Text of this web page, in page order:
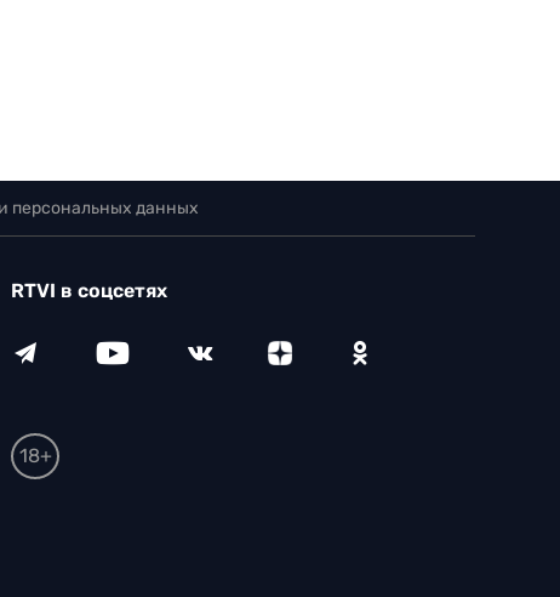
персональных данных
RTVI в соцсетях
18+